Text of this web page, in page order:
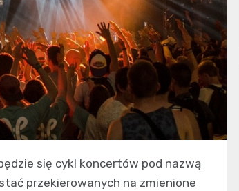
się cykl koncertów pod nazwą
przekierowanych na zmienione